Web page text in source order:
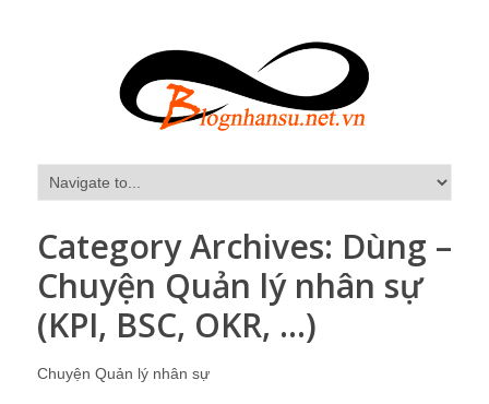
Category Archives: Dùng –
Chuyện Quản lý nhân sự
(KPI, BSC, OKR, …)
Chuyện Quản lý nhân sự